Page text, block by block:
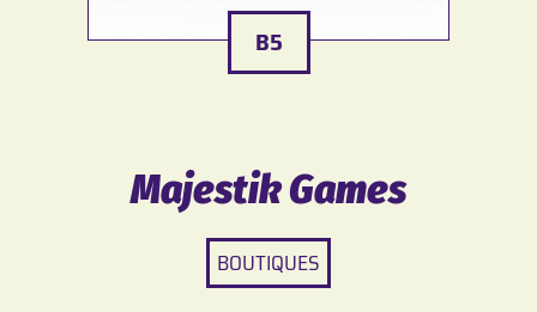
B5
Majestik Games
BOUTIQUES